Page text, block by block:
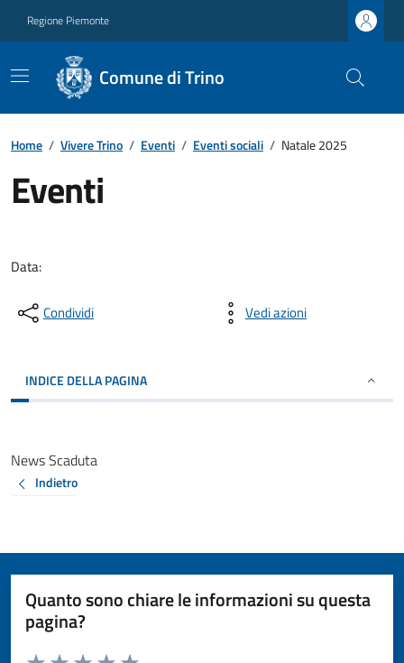
Regione Piemonte
Comune di Trino
Home / Vivere Trino / Eventi / Eventi sociali / Natale 2025
Eventi
Data:
Condividi Vedi azioni
INDICE DELLA PAGINA
News Scaduta
Indietro
Quanto sono chiare le informazioni su questa
pagina?
Valuta da 1 a 5 stelle la pagina